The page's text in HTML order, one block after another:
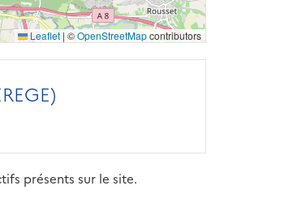
Leaflet | ©OpenStreetMapcontributors
présents sur le site.